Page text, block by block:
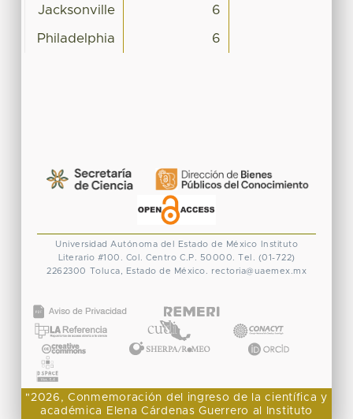
Jacksonville 6
Philadelphia 6
Universidad Autónoma del Estado de México
Instituto
Literario #100. Col. Centro C.P. 50000. Tel. (01-722)
2262300 Toluca, Estado de México. rectoria@uaemex.mx
"2026, Conmemoración del ingreso de la científica y
académica Elena Cárdenas Guerrero al Instituto